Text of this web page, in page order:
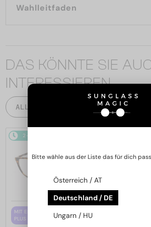
Wahlleitfaden
DAS KÖNNTE SIE
INTERESSIEREN
ALLE PRODUKTE
2-4 WERKTAGE
MIT EINER EINSTÄRKENGLASLINSE
PLUS 65 EUR
MIT EINER
Bitte wähle aus der Liste das für dich
Österreich / AT
Deutschland / DE
Ungarn / HU